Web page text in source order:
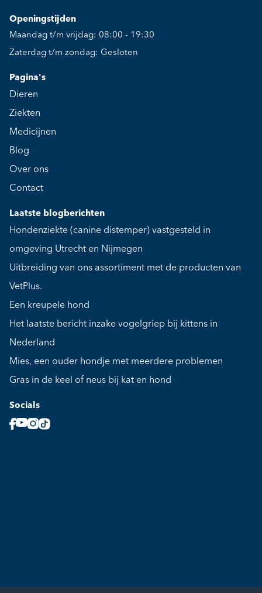
Openingstijden
Maandag t/m vrijdag: 08:00 - 19:30
Zaterdag t/m zondag: Gesloten
Pagina's
Dieren
Ziekten
Medicijnen
Blog
Over ons
Contact
Laatste blogberichten
Hondenziekte (canine distemper) vastgesteld in
omgeving Utrecht en Nijmegen
Uitbreiding van ons assortiment met de producten van
VetPlus.
Een kreupele hond
Het laatste bericht inzake vogelgriep bij kittens in
Nederland
Mies, een ouder hondje met meerdere problemen
Gras in de keel of neus bij kat en hond
Socials